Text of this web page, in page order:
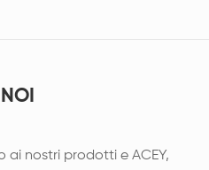
ai nostri prodotti e ACEY,